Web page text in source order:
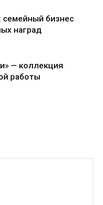
семейный бизнес
наград
— коллекция
работы